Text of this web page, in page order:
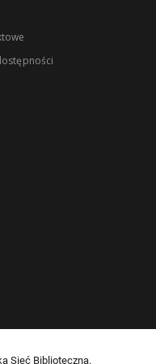
Sieć Biblioteczną.